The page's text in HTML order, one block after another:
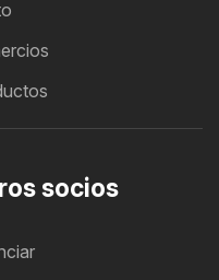
socios